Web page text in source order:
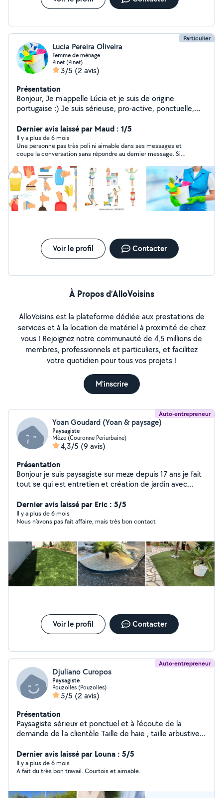
Particulier
Lucia Pereira Oliveira
Femme de ménage
Pinet (Pinet)
3/5 (2 avis)
Présentation
Bonjour, Je m'appelle Lúcia et je suis de origine
portugaise :) Je suis sérieuse, pro-active, ponctuelle,
vous propose mes services de ménage comme :
entretien du domicile, entretien du linge, faire les
courses, promenade d'animaux de compagnie ... Je vous
invite à prendre contact avec moi pour plus
d'informations. Cordialement, Lúcia
Dernier avis laissé par Maud : 1/5
Il y a plus de 6 mois
Une personne pas très poli ni aimable dans ses messages et
coupe la conversation sans répondre au dernier message. Si
d’exécuter , elle aurait pu simplement le dire.
Voir le profil Contacter
À Propos d’AlloVoisins
AlloVoisins est la plateforme dédiée aux prestations de
services et à la location de matériel à proximité de chez
vous ! Rejoignez notre communauté de 4,5 millions de
membres, professionnels et particuliers, et facilitez
votre quotidien pour tous vos projets !
M'inscrire
Auto-entrepreneur
Yoan Goudard (Yoan & paysage)
Paysagiste
Mèze (Couronne Periurbaine)
4,3/5 (9 avis)
Présentation
Bonjour je suis paysagiste sur meze depuis 17 ans je fait
tout se qui est entretien et création de jardin avec
Dernier avis laissé par Eric : 5/5
Il y a plus de 6 mois
Nous n’avons pas fait affaire, mais très bon contact
Voir le profil Contacter
Auto-entrepreneur
Djuliano Curopos
Paysagiste
Pouzolles (Pouzolles)
5/5 (2 avis)
Présentation
Paysagiste sérieux et ponctuel et à l'écoute de la
demande de l'a clientèle Taille de haie , taille arbustive,
Karcher
Dernier avis laissé par Louna : 5/5
Il y a plus de 6 mois
A fait du très bon travail. Courtois et aimable.